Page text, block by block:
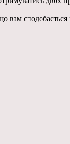
вам сподобається